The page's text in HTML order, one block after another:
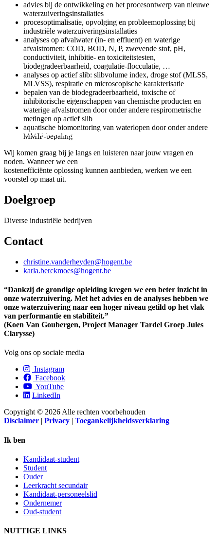
Afvalwaterzuivering.
advies bij de ontwikkeling en het procesontwerp van nieuwe
waterzuiveringsinstallaties
procesoptimalisatie, opvolging en probleemoplossing bij
industriële waterzuiveringsinstallaties
analyses op afvalwater (in- en effluent) en waterige
afvalstromen: COD, BOD, N, P, zwevende stof, pH,
conductiviteit, inhibitie- en toxiciteitstesten,
biodegradeerbaarheid, coagulatie-flocculatie, …
analyses op actief slib: slibvolume index, droge stof (MLSS,
MLVSS), respiratie en microscopische karakterisatie
bepalen van de biodegradeerbaarheid, toxische of
inhibitorische eigenschappen van chemische producten en
waterige afvalstromen door onder andere respirometrische
metingen op actief slib
aquatische biomonitoring van waterlopen door onder andere
MMIF-bepaling
Wij komen graag bij je langs en luisteren naar jouw vragen en
noden. Wanneer we een
kostenefficiënte oplossing kunnen aanbieden, werken we een
voorstel op maat uit.
Doelgroep
Diverse industriële bedrijven
Contact
christine.vanderheyden@hogent.be
karla.berckmoes@hogent.be
“Dankzij de grondige opleiding kregen we een beter inzicht in
onze waterzuivering. Met het advies en de analyses hebben we
onze waterzuivering naar een hoger niveau getild op het vlak
van performantie en stabiliteit.”
(Koen Van Goubergen, Project Manager Tardel Groep Jules
Clarysse)
Volg ons op sociale media
Instagram
Facebook
YouTube
LinkedIn
Copyright © 2026 Alle rechten voorbehouden
Disclaimer | Privacy | Toegankelijkheidsverklaring
Ik ben
Kandidaat-student
Student
Ouder
Leerkracht secundair
Kandidaat-personeelslid
Ondernemer
Oud-student
NUTTIGE LINKS